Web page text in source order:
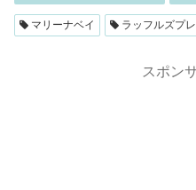
マリーナベイ ラッフルズプ
スポン